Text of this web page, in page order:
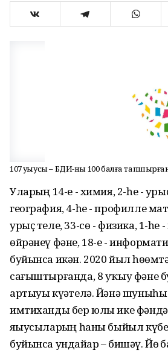
107 уҡыусы – БДИ-ны 100 балға
Уларҙың 14-е - химия, 2-һе - урыҫ
география, 4-һе - профилле
урыҫ теле, 33-сө - физика, 1-һе
өйрәнеү фәне, 18-е -
буйынса икән. 2020 йыл
сағыштырғанда, 8 уҡыу фәне
артыуы күҙәтелә. Йәнә
имтиханды бер юлы ике
яҙыусыларҙың һаны быйыл
буйынса ундайҙар – бишәү. Йөҙ